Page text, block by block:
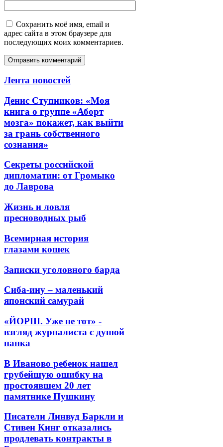
Сохранить моё имя, email и
адрес сайта в этом браузере для
последующих моих комментариев.
Лента новостей
Денис Ступников: «Моя
книга о группе «Аборт
мозга» покажет, как выйти
за грань собственного
сознания»
Секреты российской
дипломатии: от Громыко
до Лаврова
Жизнь и ловля
пресноводных рыб
Всемирная история
глазами кошек
Записки уголовного барда
Сиба-ину – маленький
японский самурай
«ЙОРШ. Уже не тот» -
взгляд журналиста с душой
панка
В Иваново ребенок нашел
грубейшую ошибку на
простоявшем 20 лет
памятнике Пушкину
Писатели Линвуд Баркли и
Стивен Кинг отказались
продлевать контракты в